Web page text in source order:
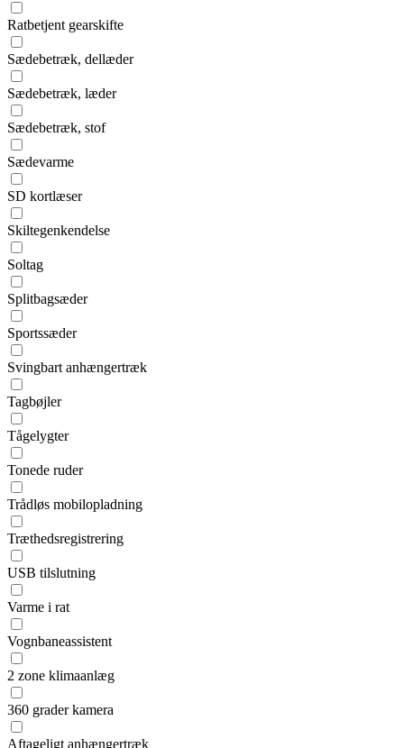
Ratbetjent gearskifte
Sædebetræk, dellæder
Sædebetræk, læder
Sædebetræk, stof
Sædevarme
SD kortlæser
Skiltegenkendelse
Soltag
Splitbagsæder
Sportssæder
Svingbart anhængertræk
Tagbøjler
Tågelygter
Tonede ruder
Trådløs mobilopladning
Træthedsregistrering
USB tilslutning
Varme i rat
Vognbaneassistent
2 zone klimaanlæg
360 grader kamera
Aftageligt anhængertræk